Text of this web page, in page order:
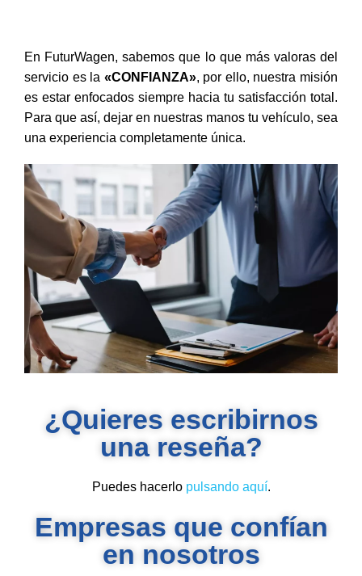
En FuturWagen, sabemos que lo que más valoras del
servicio es la «CONFIANZA», por ello, nuestra misión
es estar enfocados siempre hacia tu satisfacción total.
Para que así, dejar en nuestras manos tu vehículo, sea
una experiencia completamente única.
¿Quieres escribirnos
una reseña?
Puedes hacerlo pulsando aquí.
Empresas que confían
en nosotros